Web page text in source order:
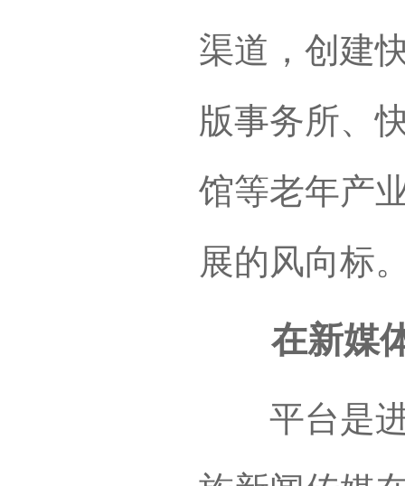
渠道，创建
版事务所、
馆等老年产
展的风向标
在新媒体
平台是进